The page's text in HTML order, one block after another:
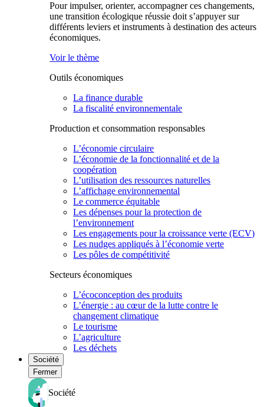
Pour impulser, orienter, accompagner ces changements,
une transition écologique réussie doit s’appuyer sur
différents leviers et instruments à destination des acteurs
économiques.
Voir le thème
Outils économiques
La finance durable
La fiscalité environnementale
Production et consommation responsables
L’économie circulaire
L’économie de la fonctionnalité et de la
coopération
L’utilisation des ressources naturelles
L’affichage environnemental
Le commerce équitable
Les dépenses pour la protection de
l’environnement
Les engagements pour la croissance verte (ECV)
Les nudges appliqués à l’économie verte
Les pôles de compétitivité
Secteurs économiques
L’écoconception des produits
L’énergie : au cœur de la lutte contre le
changement climatique
Le tourisme
L’agriculture
Les déchets
Société
Fermer
Société